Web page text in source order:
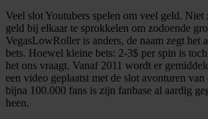
Veel slot Youtubers spelen om veel geld. Niet
geld bij elkaar te sprokkelen om zodoende
VegasLowRoller is anders, de naam zegt het
bets. Hoewel kleine bets: 2-3$ per spin is
het ons vraagt. Vanaf 2011 wordt er
een video geplaatst met de slot avonturen
bijna 100.000 fans is zijn fanbase al aardig
heen.